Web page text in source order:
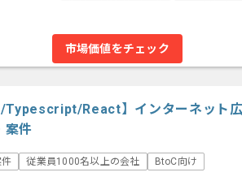
市場価値をチェック
Typescript/React】インターネット
案件
従業員1000名以上の会社 BtoC向け